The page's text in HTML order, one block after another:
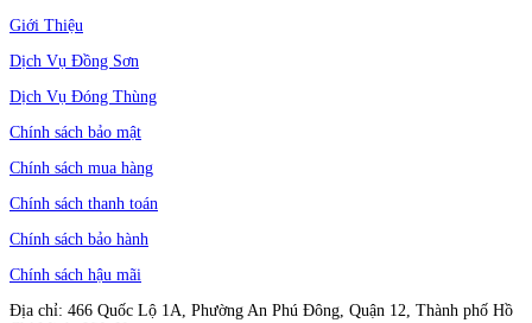
Giới Thiệu
Dịch Vụ Đồng Sơn
Dịch Vụ Đóng Thùng
Chính sách bảo mật
Chính sách mua hàng
Chính sách thanh toán
Chính sách bảo hành
Chính sách hậu mãi
Địa chỉ: 466 Quốc Lộ 1A, Phường An Phú Đông, Quận 12, Thành phố Hồ